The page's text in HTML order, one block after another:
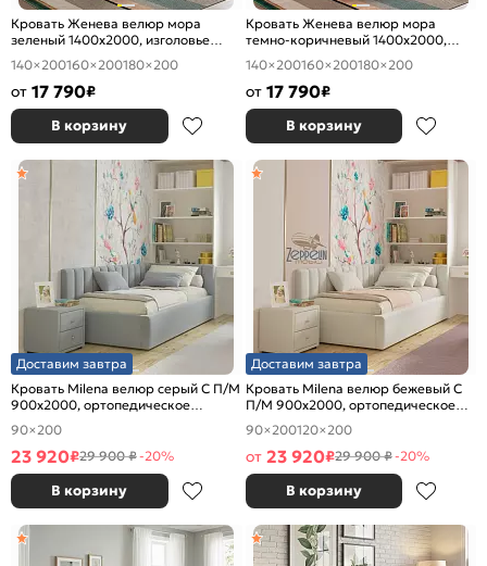
Кровать Женева велюр мора
зеленый 1400x2000, изголовье
мягкое
140×200160×200180×200
от 17 790₽
В корзину
Кровать Женева велюр мора
темно-коричневый 1400x2000,
изголовье мягкое
140×200160×200180×200
от 17 790₽
В корзину
Доставим завтра
Кровать Milena велюр серый С П/М
900x2000, ортопедическое
основание, изголовье мягкое
90×200
23 920₽29 900 ₽-20%
В корзину
Доставим завтра
Кровать Milena велюр бежевый С
П/М 900x2000, ортопедическое
основание, изголовье мягкое
90×200120×200
от 23 920₽29 900 ₽-20%
В корзину